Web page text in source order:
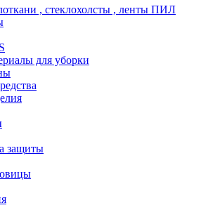
, стеклохолсты , ленты ПИЛ
для уборки
защиты